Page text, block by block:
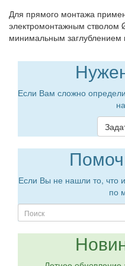
Для прямого монтажа
электромонтажным
минимальным заглублением
Если Вам сложно
Если Вы не нашли то, что
по